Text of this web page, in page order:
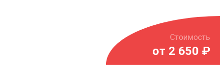
Стоимость
от 2 650 ₽